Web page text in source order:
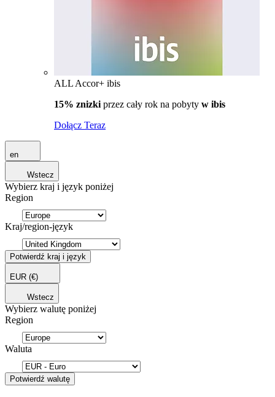
ALL Accor+ ibis
15% znizki przez cały rok na pobyty w ibis
Dołącz Teraz
en
Wstecz
Wybierz kraj i język poniżej
Region
Kraj/region-język
Potwierdź kraj i język
EUR (€)
Wstecz
Wybierz walutę poniżej
Region
Waluta
Potwierdź walutę